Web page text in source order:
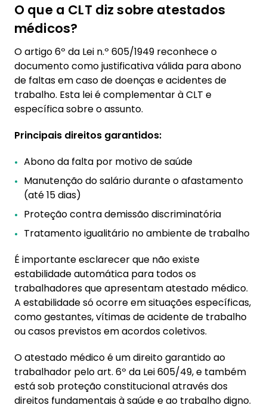
O que a CLT diz sobre atestados
médicos?
O artigo 6º da Lei n.º 605/1949 reconhece o
documento como justificativa válida para abono
de faltas em caso de doenças e acidentes de
trabalho. Esta lei é complementar à CLT e
específica sobre o assunto.
Principais direitos garantidos:
Abono da falta por motivo de saúde
Manutenção do salário durante o afastamento
(até 15 dias)
Proteção contra demissão discriminatória
Tratamento igualitário no ambiente de trabalho
É importante esclarecer que não existe
estabilidade automática para todos os
trabalhadores que apresentam atestado médico.
A estabilidade só ocorre em situações específicas,
como gestantes, vítimas de acidente de trabalho
ou casos previstos em acordos coletivos.
O atestado médico é um direito garantido ao
trabalhador pelo art. 6º da Lei 605/49, e também
está sob proteção constitucional através dos
direitos fundamentais à saúde e ao trabalho digno.